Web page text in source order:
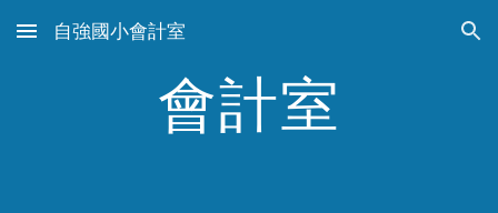
Skip to main content Skip to navigation
自強國小會計室
會計室